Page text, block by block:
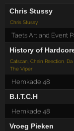
Chris Stussy
Chris Stussy
Taets Art and Event
History of
Catscan ,Chain Reaction
The Viper
Hemkade 48
B.I.T.C.H
Hemkade 48
Vroeg Pieken